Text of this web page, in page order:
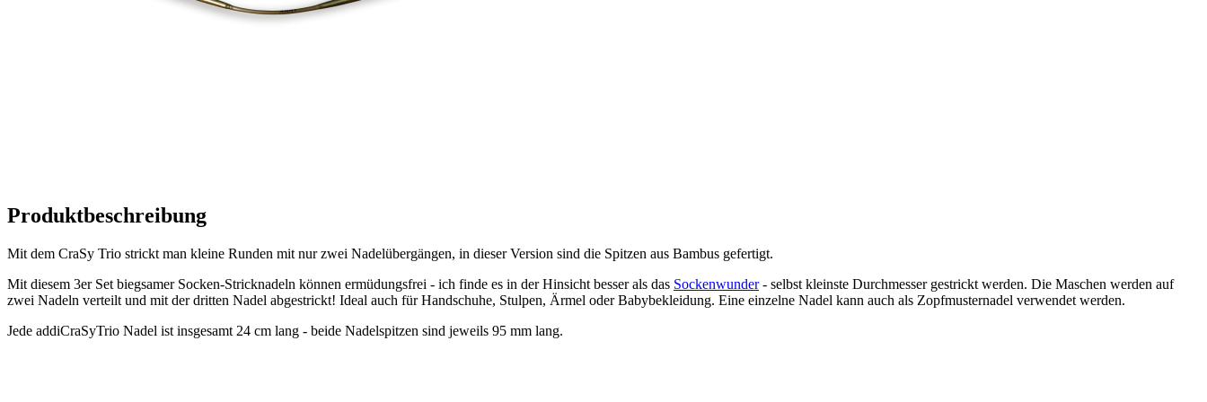
Produktbeschreibung
Mit dem CraSy Trio strickt man kleine Runden mit nur zwei Nadelübergängen, in dieser Version sind die Spitzen aus Bambus gefertigt.
Mit diesem 3er Set biegsamer Socken-Stricknadeln können ermüdungsfrei - ich finde es in der Hinsicht besser als das Sockenwunder- selbst kleinste Durchmesser gestrickt werden. Die Maschen werden auf
zwei Nadeln verteilt und mit der dritten Nadel abgestrickt! Ideal auch für Handschuhe, Stulpen, Ärmel oder Babybekleidung. Eine einzelne Nadel kann auch als Zopfmusternadel verwendet werden.
Jede addiCraSyTrio Nadel ist insgesamt 24 cm lang - beide Nadelspitzen sind jeweils 95 mm lang.